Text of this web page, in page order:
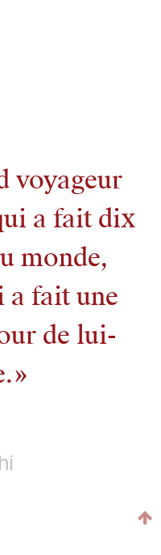
voyageur
a fait dix
monde,
a fait une
de lui-